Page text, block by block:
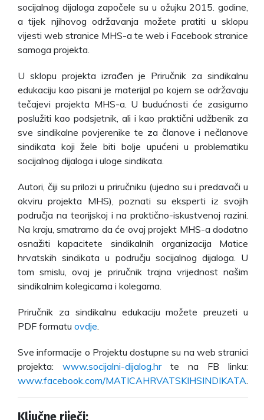
socijalnog dijaloga započele su u ožujku 2015. godine,
a tijek njihovog održavanja možete pratiti u sklopu
vijesti web stranice MHS-a te web i Facebook stranice
samoga projekta.
U sklopu projekta izrađen je Priručnik za sindikalnu
edukaciju kao pisani je materijal po kojem se održavaju
tečajevi projekta MHS-a. U budućnosti će zasigurno
poslužiti kao podsjetnik, ali i kao praktični udžbenik za
sve sindikalne povjerenike te za članove i nečlanove
sindikata koji žele biti bolje upućeni u problematiku
socijalnog dijaloga i uloge sindikata.
Autori, čiji su prilozi u priručniku (ujedno su i predavači u
okviru projekta MHS), poznati su eksperti iz svojih
područja na teorijskoj i na praktično-iskustvenoj razini.
Na kraju, smatramo da će ovaj projekt MHS-a dodatno
osnažiti kapacitete sindikalnih organizacija Matice
hrvatskih sindikata u području socijalnog dijaloga. U
tom smislu, ovaj je priručnik trajna vrijednost našim
sindikalnim kolegicama i kolegama.
Priručnik za sindikalnu edukaciju možete preuzeti u
PDF formatu ovdje
Sve informacije o Projektu dostupne su na web stranici
projekta: www.socijalni-dijalog.hrte na FB linku:
www.facebook.com/MATICAHRVATSKIHSINDIKATA
Ključne riječi: